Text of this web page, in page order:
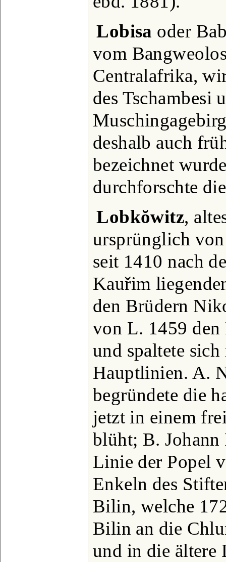
Lobisa oder
vom
Centralafrika,
des Tschambesi
deshalb auch
bezeichnet
durchforschte
Lobkŏwitz,
ursprünglich
seit 1410 nach
Kauřim
den Brüdern
von L. 1459 den
und spaltete
Hauptlinien. A.
begründete die
jetzt in einem
blüht; B.
Linie der Popel
Enkeln des
Bilin, welche
Bilin an die
und in die ältere